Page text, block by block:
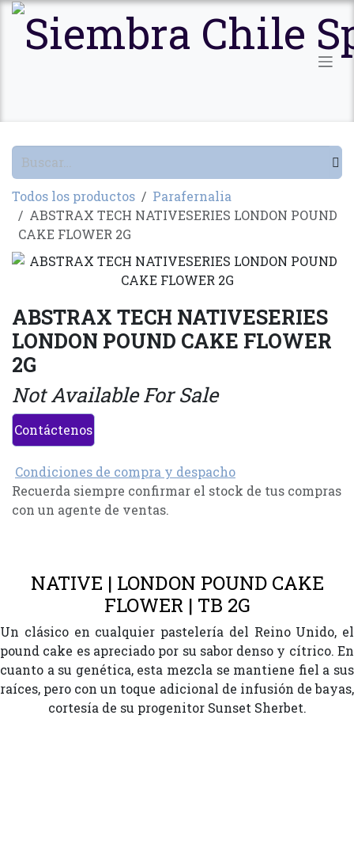
Ir al contenido
Todos los productos
Parafernalia
ABSTRAX TECH NATIVESERIES LONDON POUND
CAKE FLOWER 2G
ABSTRAX TECH NATIVESERIES
LONDON POUND CAKE FLOWER
2G
Not Available For Sale
Contáctenos
Condiciones de compra y despacho
Recuerda siempre confirmar el stock de tus compras
con un agente de ventas.
NATIVE | LONDON POUND CAKE
FLOWER | TB 2G
Un clásico en cualquier pastelería del Reino Unido, el
pound cake es apreciado por su sabor denso y cítrico. En
cuanto a su genética, esta mezcla se mantiene fiel a sus
raíces, pero con un toque adicional de infusión de bayas,
cortesía de su progenitor Sunset Sherbet.